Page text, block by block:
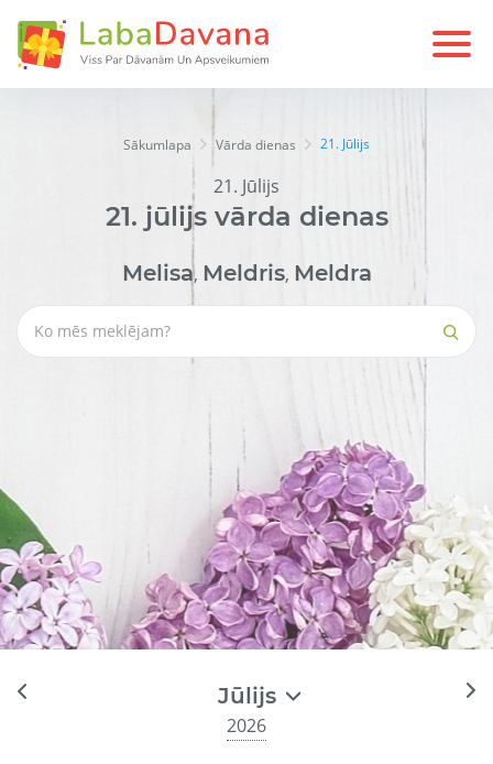
Sākumlapa Vārda dienas 21. Jūlijs
21. Jūlijs
21. jūlijsvārda dienas
Melisa, Meldris, Meldra
Jūlijs
2026